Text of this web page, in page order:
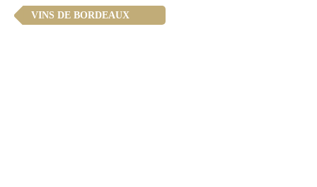
VINS DE BORDEAUX